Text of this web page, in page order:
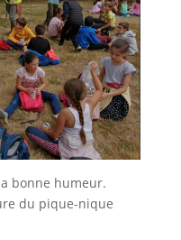
bonne humeur.
du pique-nique